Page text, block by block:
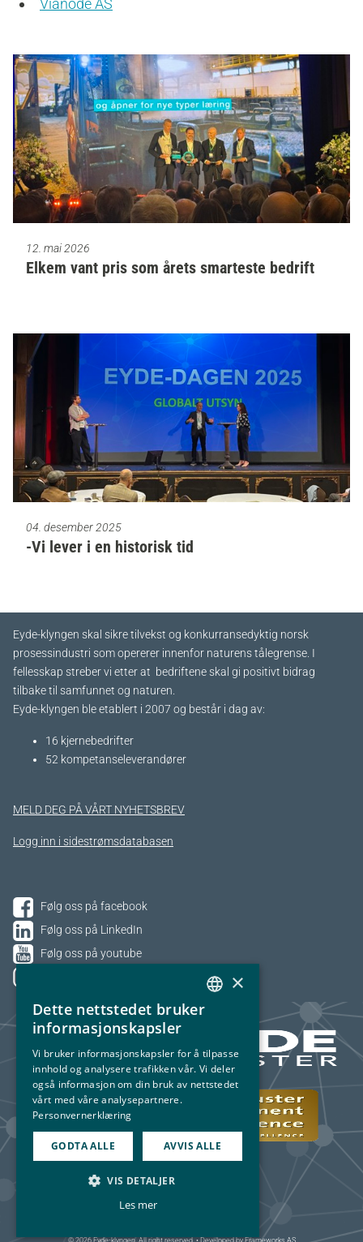
Vianode AS
12. mai 2026
Elkem vant pris som årets smarteste bedrift
04. desember 2025
-Vi lever i en historisk tid
Eyde-klyngen skal sikre tilvekst og konkurransedyktig norsk
prosessindustri som opererer innenfor naturens tålegrense. I
fellesskap streber vi etter at bedriftene skal gi positivt bidrag
tilbake til samfunnet og naturen.
Eyde-klyngen ble etablert i 2007 og består i dag av:
16 kjernebedrifter​
52 kompetanseleverandører
MELD DEG PÅ VÅRT NYHETSBREV
Logg inn i sidestrømsdatabasen
Følg oss på facebook
Følg oss på LinkedIn
Følg oss på youtube
NORWEGIAN
×
Dette nettstedet bruker
informasjonskapsler
Vi bruker informasjonskapsler for å tilpasse
innhold og analysere trafikken vår. Vi deler
også informasjon om din bruk av nettstedet
vårt med våre analysepartnere.
Personvernerklæring
GODTA ALLE AVVIS ALLE
VIS DETALJER
Les mer